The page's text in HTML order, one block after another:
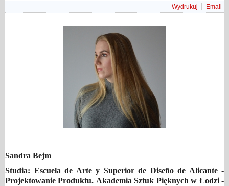
Wydrukuj Email
Sandra Bejm
Studia: Escuela de Arte y Superior de Diseño de Alicante -
Projektowanie Produktu. Akademia Sztuk Pięknych w Łodzi -